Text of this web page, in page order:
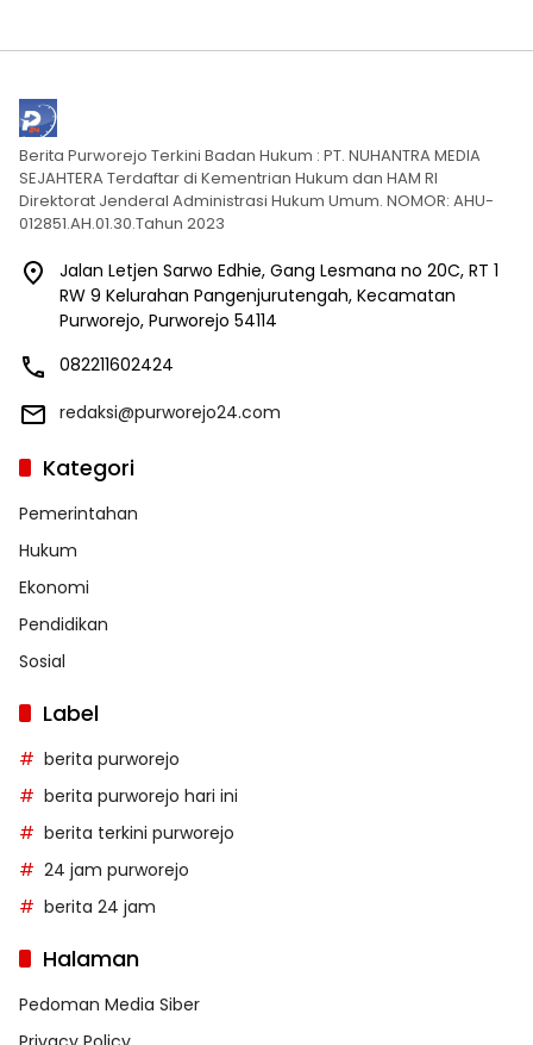
Berita Purworejo Terkini Badan Hukum : PT. NUHANTRA MEDIA
SEJAHTERA Terdaftar di Kementrian Hukum dan HAM RI
Direktorat Jenderal Administrasi Hukum Umum. NOMOR: AHU-
012851.AH.01.30.Tahun 2023
Jalan Letjen Sarwo Edhie, Gang Lesmana no 20C, RT 1
RW 9 Kelurahan Pangenjurutengah, Kecamatan
Purworejo, Purworejo 54114
082211602424
redaksi@purworejo24.com
Kategori
Pemerintahan
Hukum
Ekonomi
Pendidikan
Sosial
Label
berita purworejo
berita purworejo hari ini
berita terkini purworejo
24 jam purworejo
berita 24 jam
Halaman
Pedoman Media Siber